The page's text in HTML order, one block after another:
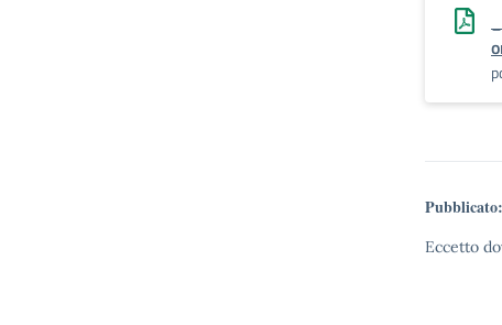
Pubblicato:
Eccetto